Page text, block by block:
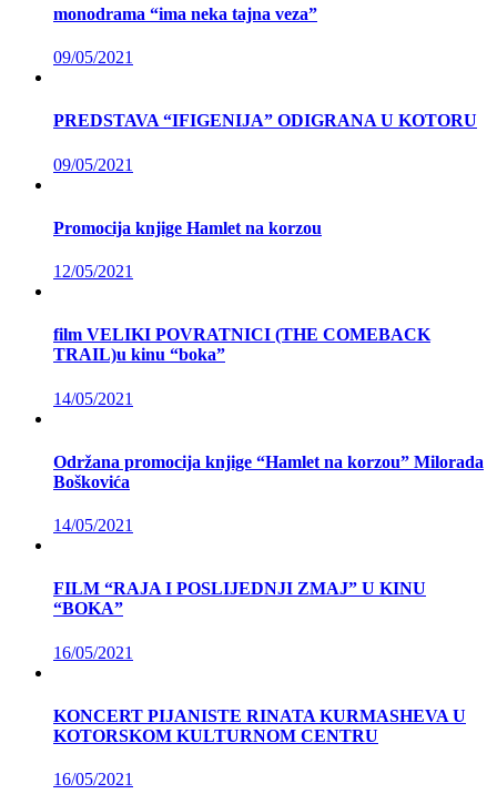
monodrama “ima neka tajna veza”
09/05/2021
PREDSTAVA “IFIGENIJA” ODIGRANA U KOTORU
09/05/2021
Promocija knjige Hamlet na korzou
12/05/2021
film VELIKI POVRATNICI (THE COMEBACK
TRAIL)u kinu “boka”
14/05/2021
Održana promocija knjige “Hamlet na korzou” Milorada
Boškovića
14/05/2021
FILM “RAJA I POSLIJEDNJI ZMAJ” U KINU
“BOKA”
16/05/2021
KONCERT PIJANISTE RINATA KURMASHEVA U
KOTORSKOM KULTURNOM CENTRU
16/05/2021